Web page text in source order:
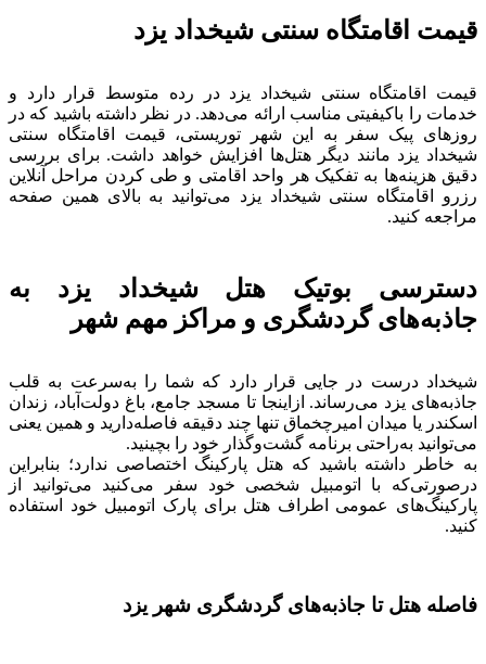
قیمت اقامتگاه سنتی شیخداد یزد
قیمت اقامتگاه سنتی شیخداد یزد در رده‌ متوسط قرار دارد و
خدمات را باکیفیتی مناسب ارائه می‌دهد. در نظر داشته باشید که در
روزهای پیک سفر به این شهر توریستی، قیمت اقامتگاه سنتی
شیخداد یزد مانند دیگر هتل‌ها افزایش خواهد داشت. برای بررسی
دقیق هزینه‌ها به تفکیک هر واحد اقامتی و طی کردن مراحل آنلاین
رزرو اقامتگاه سنتی شیخداد یزد می‌توانید به بالای همین صفحه
مراجعه کنید.
دسترسی بوتیک هتل شیخداد یزد به
جاذبه‌های گردشگری و مراکز مهم شهر
شیخداد درست در جایی قرار دارد که شما را به‌سرعت به قلب
جاذبه‌های یزد می‌رساند. ازاینجا تا مسجد جامع، باغ دولت‌آباد، زندان
اسکندر یا میدان امیرچخماق تنها چند دقیقه فاصله‌دارید و همین یعنی
می‌توانید به‌راحتی برنامه گشت‌وگذار خود را بچینید.
به خاطر داشته باشید که هتل پارکینگ اختصاصی ندارد؛ بنابراین
درصورتی‌که با اتومبیل شخصی خود سفر می‌کنید می‌توانید از
پارکینگ‌های عمومی اطراف هتل برای پارک اتومبیل خود استفاده
کنید.
فاصله هتل تا جاذبه‌های گردشگری شهر یزد